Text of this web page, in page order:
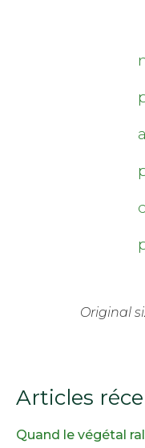
Original
Articles
Quand le végétal